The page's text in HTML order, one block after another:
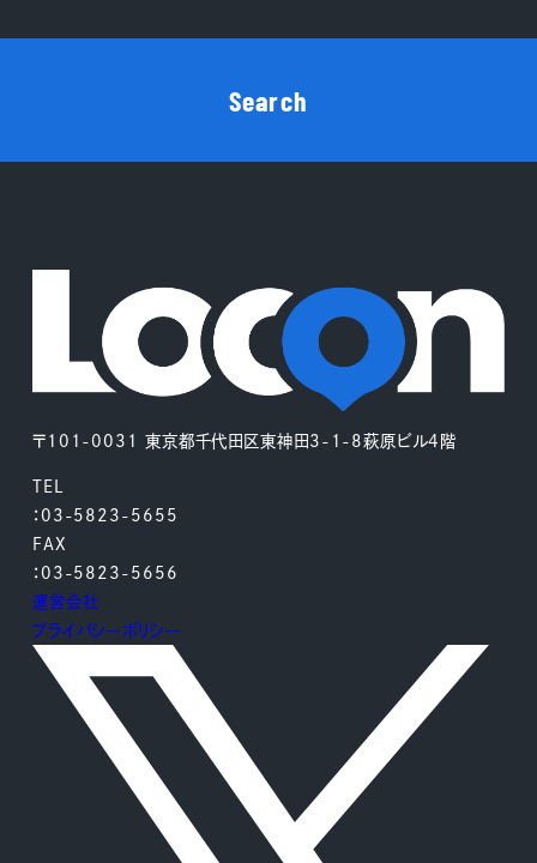
〒101-0031 東京都千代田区東神田3-1-8萩原ビル4階
TEL
：03-5823-5655
FAX
：03-5823-5656
運営会社
プライバシーポリシー
Search